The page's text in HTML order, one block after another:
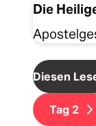
Die
Diesen
Tag 2